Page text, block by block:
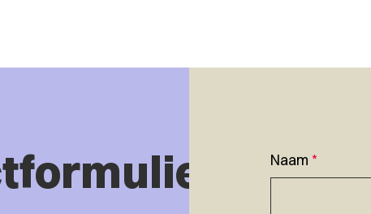
Naam *